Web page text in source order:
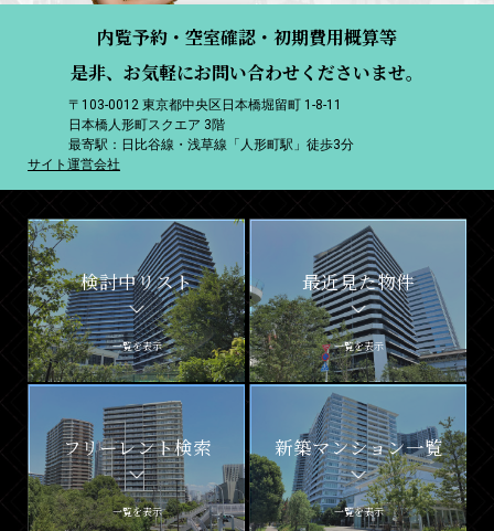
内覧予約・空室確認・初期費用概算等
是非、お気軽にお問い合わせくださいませ。
〒103-0012 東京都中央区日本橋堀留町 1-8-11
日本橋人形町スクエア 3階
最寄駅：日比谷線・浅草線「人形町駅」徒歩3分
サイト運営会社
検討中リスト
一覧を表示
最近見た物件
一覧を表示
フリーレント検索
一覧を表示
新築マンション一覧
一覧を表示